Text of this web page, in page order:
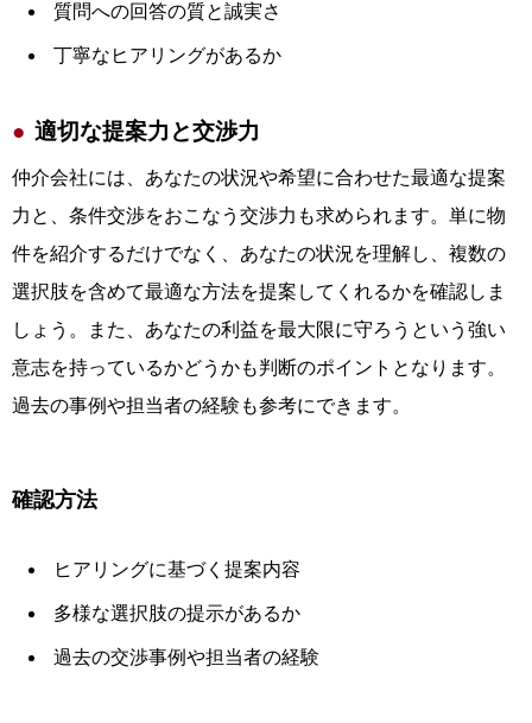
質問への回答の質と誠実さ
丁寧なヒアリングがあるか
適切な提案力と交渉力
仲介会社には、あなたの状況や希望に合わせた最適な提案
力と、条件交渉をおこなう交渉力も求められます。単に物
件を紹介するだけでなく、あなたの状況を理解し、複数の
選択肢を含めて最適な方法を提案してくれるかを確認しま
しょう。また、あなたの利益を最大限に守ろうという強い
意志を持っているかどうかも判断のポイントとなります。
過去の事例や担当者の経験も参考にできます。
確認方法
ヒアリングに基づく提案内容
多様な選択肢の提示があるか
過去の交渉事例や担当者の経験